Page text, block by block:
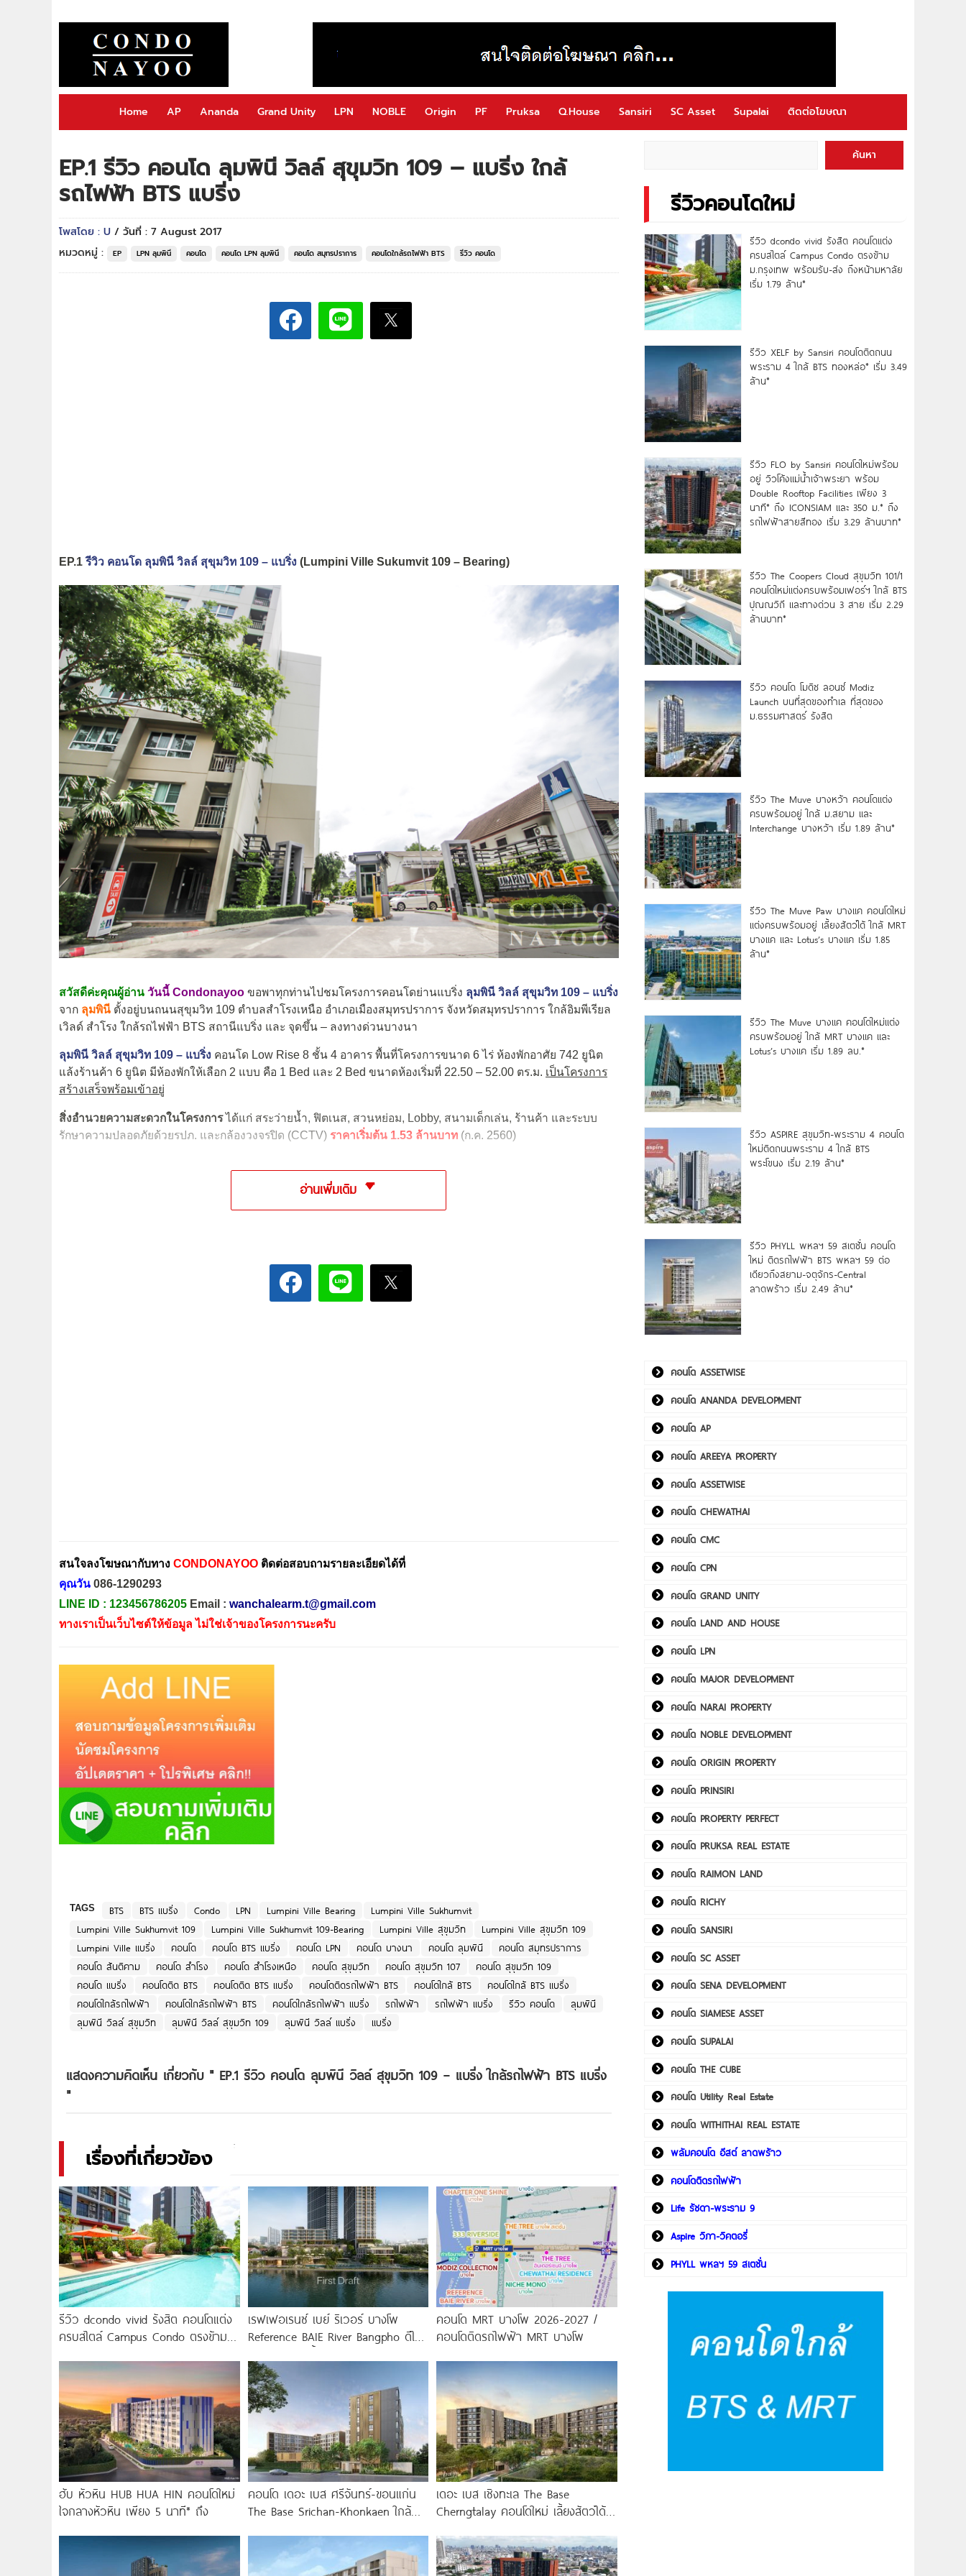
Home AP Ananda Grand Unity LPN NOBLE Origin PF Pruksa Q.House Sansiri SC Asset Supalai ติดต่อโฆษณา
EP.1 รีวิว คอนโด ลุมพินี วิลล์ สุขุมวิท 109 – แบริ่ง ใกล้
รถไฟฟ้า BTS แบริ่ง
โพสโดย : U / วันที่ : 7 August 2017
หมวดหมู่ :
EP LPN ลุมพินี คอนโด คอนโด LPN ลุมพินี คอนโด สมุทรปราการ คอนโดใกล้รถไฟฟ้า BTS รีวิว คอนโด
EP.1รีวิว คอนโด ลุมพินี วิลล์ สุขุมวิท 109 – แบริ่ง (Lumpini Ville Sukumvit 109 – Bearing)
สวัสดีค่ะคุณผู้อ่าน วันนี้ Condonayoo ขอพาทุกท่านไปชมโครงการคอนโดย่านแบริ่ง ลุมพินี วิลล์ สุขุมวิท 109 – แบริ่ง
จาก ลุมพินี ตั้งอยู่บนถนนสุขุมวิท 109 ตำบลสำโรงเหนือ อำเภอเมืองสมุทรปราการ จังหวัดสมุทรปราการ ใกล้อิมพีเรียล
เวิลด์ สำโรง ใกล้รถไฟฟ้า BTS สถานีแบริ่ง และ จุดขึ้น – ลงทางด่วนบางนา
ลุมพินี วิลล์ สุขุมวิท 109 – แบริ่ง คอนโด Low Rise 8 ชั้น 4 อาคาร พื้นที่โครงการขนาด 6 ไร่ ห้องพักอาศัย 742 ยูนิต
แล้งร้านค้า 6 ยูนิต มีห้องพักให้เลือก 2 แบบ คือ 1 Bed และ 2 Bed ขนาดห้องเริ่มที่ 22.50 – 52.00 ตร.ม. เป็นโครงการ
สร้างเสร็จพร้อมเข้าอยู่
สิ่งอำนวยความสะดวกในโครงการได้แก่ สระว่ายน้ำ, ฟิตเนส, สวนหย่อม, Lobby, สนามเด็กเล่น, ร้านค้า และระบบ
รักษาความปลอดภัยด้วยรปภ. และกล้องวงจรปิด (CCTV) ราคาเริ่มต้น 1.53 ล้านบาท (ก.ค. 2560)
อ่านเพิ่มเติม
สนใจลงโฆษณากับทาง CONDONAYOO ติดต่อสอบถามรายละเอียดได้ที่
คุณวัน 086-1290293
LINE ID : 123456786205 Email : wanchalearm.t@gmail.com
ทางเราเป็นเว็บไซต์ให้ข้อมูล ไม่ใช่เจ้าของโครงการนะครับ
TAGS BTS BTS แบริ่ง Condo LPN Lumpini Ville Bearing
Lumpini Ville Sukhumvit
Lumpini Ville Sukhumvit 109
Lumpini Ville Sukhumvit 109-Bearing Lumpini Ville สุขุมวิท
Lumpini Ville สุขุมวิท 109
Lumpini Ville แบริ่ง
คอนโด คอนโด BTS แบริ่ง คอนโด LPN คอนโด บางนา คอนโด ลุมพินี
คอนโด สมุทรปราการ
คอนโด สันติคาม
คอนโด สำโรง คอนโด สำโรงเหนือ คอนโด สุขุมวิท คอนโด สุขุมวิท 107
คอนโด สุขุมวิท 109
คอนโด แบริ่ง
คอนโดติด BTS คอนโดติด BTS แบริ่ง คอนโดติดรถไฟฟ้า BTS คอนโดใกล้ BTS
คอนโดใกล้ BTS แบริ่ง
คอนโดใกล้รถไฟฟ้า
คอนโดใกล้รถไฟฟ้า BTS คอนโดใกล้รถไฟฟ้า แบริ่ง รถไฟฟ้า รถไฟฟ้า แบริ่ง รีวิว คอนโด
ลุมพินี
ลุมพินี วิลล์ สุขุมวิท
ลุมพินี วิลล์ สุขุมวิท 109 ลุมพินี วิลล์ แบริ่ง แบริ่ง
แสดงความคิดเห็น เกี่ยวกับ " EP.1 รีวิว คอนโด ลุมพินี วิลล์ สุขุมวิท 109 – แบริ่ง ใกล้รถไฟฟ้า BTS แบริ่ง
"
เรื่องที่เกี่ยวข้อง
รีวิว dcondo vivid รังสิต คอนโดแต่ง
ครบสไตล์ Campus Condo ตรงข้าม
เรฟเฟอเรนซ์ เบย์ ริเวอร์ บางโพ
Reference BAIE River Bangpho ดีไซน์
คอนโด MRT บางโพ 2026-2027 /
คอนโดติดรถไฟฟ้า MRT บางโพ
ฮับ หัวหิน HUB HUA HIN คอนโดใหม่
ใจกลางหัวหิน เพียง 5 นาที* ถึง
คอนโด เดอะ เบส ศรีจันทร์-ขอนแก่น
The Base Srichan-Khonkaen ใกล้
เดอะ เบส เชิงทะเล The Base
Cherngtalay คอนโดใหม่ เลี้ยงสัตว์ได้
ค้นหา
รีวิวคอนโดใหม่
รีวิว dcondo vivid รังสิต คอนโดแต่ง
ครบสไตล์ Campus Condo ตรงข้าม
ม.กรุงเทพ พร้อมรับ-ส่ง ถึงหน้ามหาลัย
เริ่ม 1.79 ล้าน*
รีวิว XELF by Sansiri คอนโดติดถนน
พระราม 4 ใกล้ BTS ทองหล่อ* เริ่ม 3.49
ล้าน*
รีวิว FLO by Sansiri คอนโดใหม่พร้อม
อยู่ วิวโค้งแม่น้ำเจ้าพระยา พร้อม
Double Rooftop Facilities เพียง 3
นาที* ถึง ICONSIAM และ 350 ม.* ถึง
รถไฟฟ้าสายสีทอง เริ่ม 3.29 ล้านบาท*
รีวิว The Coopers Cloud สุขุมวิท 101/1
คอนโดใหม่แต่งครบพร้อมเฟอร์ฯ ใกล้ BTS
ปุณณวิถี และทางด่วน 3 สาย เริ่ม 2.29
ล้านบาท*
รีวิว คอนโด โมดิซ ลอนซ์ Modiz
Launch บนที่สุดของทำเล ที่สุดของ
ม.ธรรมศาสตร์ รังสิต
รีวิว The Muve บางหว้า คอนโดแต่ง
ครบพร้อมอยู่ ใกล้ ม.สยาม และ
Interchange บางหว้า เริ่ม 1.89 ล้าน*
รีวิว The Muve Paw บางแค คอนโดใหม่
แต่งครบพร้อมอยู่ เลี้ยงสัตว์ได้ ใกล้ MRT
บางแค และ Lotus’s บางแค เริ่ม 1.85
ล้าน*
รีวิว The Muve บางแค คอนโดใหม่แต่ง
ครบพร้อมอยู่ ใกล้ MRT บางแค และ
Lotus’s บางแค เริ่ม 1.89 ลบ.*
รีวิว ASPIRE สุขุมวิท-พระราม 4 คอนโด
ใหม่ติดถนนพระราม 4 ใกล้ BTS
พระโขนง เริ่ม 2.19 ล้าน*
รีวิว PHYLL พหลฯ 59 สเตชั่น คอนโด
ใหม่ ติดรถไฟฟ้า BTS พหลฯ 59 ต่อ
เดียวถึงสยาม-จตุจักร-Central
ลาดพร้าว เริ่ม 2.49 ล้าน*
คอนโด ASSETWISE
คอนโด ANANDA DEVELOPMENT
คอนโด AP
คอนโด AREEYA PROPERTY
คอนโด ASSETWISE
คอนโด CHEWATHAI
คอนโด CMC
คอนโด CPN
คอนโด GRAND UNITY
คอนโด LAND AND HOUSE
คอนโด LPN
คอนโด MAJOR DEVELOPMENT
คอนโด NARAI PROPERTY
คอนโด NOBLE DEVELOPMENT
คอนโด ORIGIN PROPERTY
คอนโด PRINSIRI
คอนโด PROPERTY PERFECT
คอนโด PRUKSA REAL ESTATE
คอนโด RAIMON LAND
คอนโด RICHY
คอนโด SANSIRI
คอนโด SC ASSET
คอนโด SENA DEVELOPMENT
คอนโด SIAMESE ASSET
คอนโด SUPALAI
คอนโด THE CUBE
คอนโด Utility Real Estate
คอนโด WITHITHAI REAL ESTATE
พลัมคอนโด อีสต์ ลาดพร้าว
คอนโดติดรถไฟฟ้า
Life รัชดา-พระราม 9
Aspire วิภา-วิคตอรี่
PHYLL พหลฯ 59 สเตชั่น